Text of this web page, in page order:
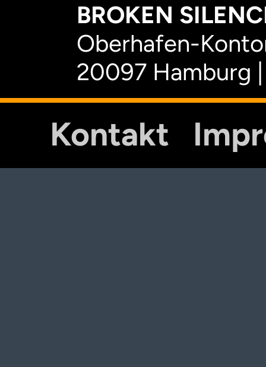
BROKEN
Oberhafen-
20097 Hamburg
Kontakt